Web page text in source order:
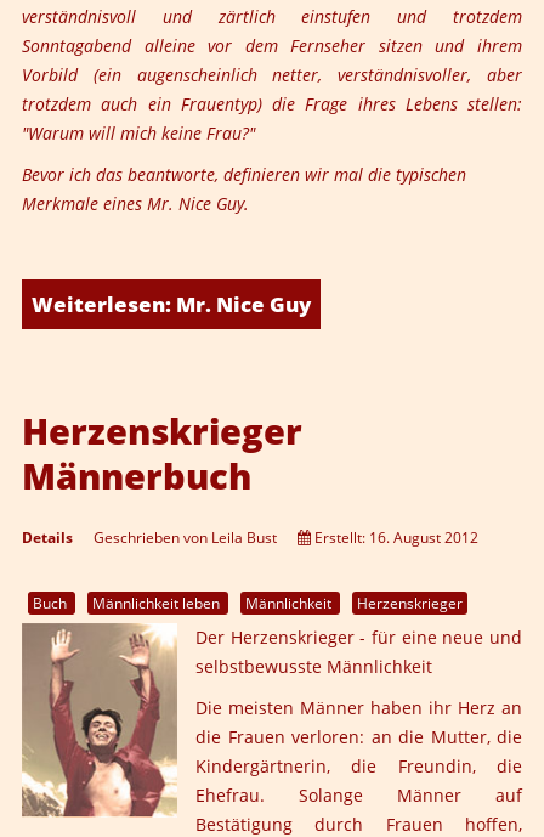
verständnisvoll und zärtlich einstufen und trotzdem
Sonntagabend alleine vor dem Fernseher sitzen und ihrem
Vorbild (ein augenscheinlich netter, verständnisvoller, aber
trotzdem auch ein Frauentyp) die Frage ihres Lebens stellen:
"Warum will mich keine Frau?"
Bevor ich das beantworte, definieren wir mal die typischen
Merkmale eines Mr. Nice Guy.
Weiterlesen: Mr. Nice Guy
Herzenskrieger
Männerbuch
Details Geschrieben von Leila Bust Erstellt: 16. August 2012
Buch Männlichkeit leben Männlichkeit Herzenskrieger
Der Herzenskrieger - für eine neue und
selbstbewusste Männlichkeit
Die meisten Männer haben ihr Herz an
die Frauen verloren: an die Mutter, die
Kindergärtnerin, die Freundin, die
Ehefrau. Solange Männer auf
Bestätigung durch Frauen hoffen,